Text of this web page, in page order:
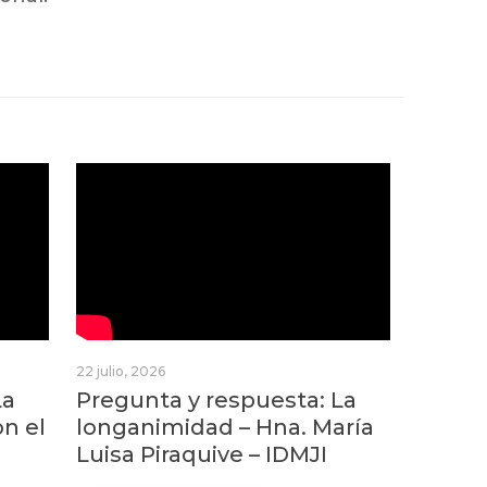
el
22 julio, 2026
Pregunta y respuesta: La
longanimidad – Hna. María
Luisa Piraquive – IDMJI